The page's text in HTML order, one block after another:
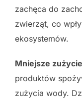
zachęca do
zwierząt, co
ekosystemów.
Mniejsze
produktów
zużycia wody.